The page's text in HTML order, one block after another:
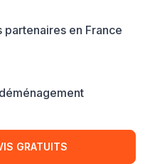
en France
GRATUITS